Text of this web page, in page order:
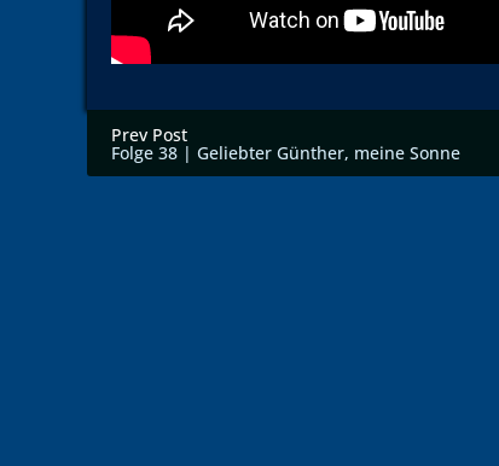
Prev Post
Folge 38 | Geliebter Günther, meine Sonne